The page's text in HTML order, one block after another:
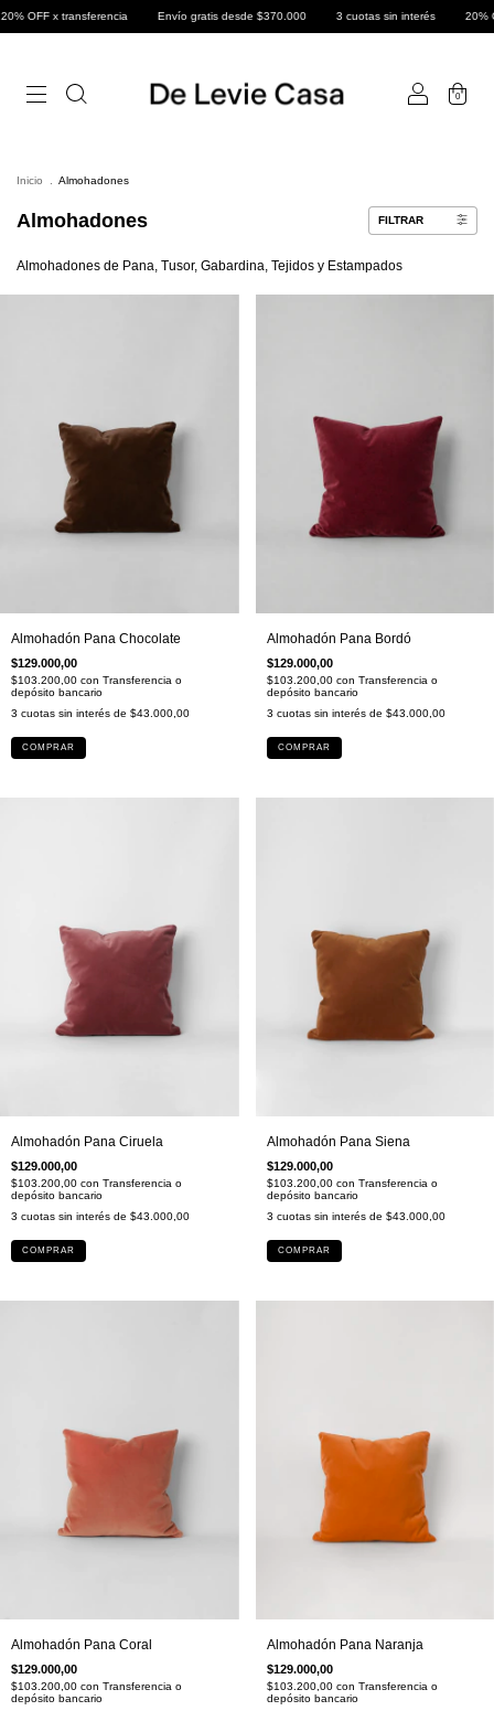
gratis desde $370.000 3 cuotas sin interés 20% OFF x transferencia Envío
0
Inicio Almohadones
Almohadones FILTRAR
Almohadones de Pana, Tusor, Gabardina, Tejidos y Estampados
Almohadón Pana Chocolate
$129.000,00
$103.200,00 con Transferencia o
depósito bancario
3 cuotas sin interés de $43.000,00
COMPRAR
Almohadón Pana Bordó
$129.000,00
$103.200,00 con Transferencia o
depósito bancario
3 cuotas sin interés de $43.000,00
COMPRAR
Almohadón Pana Ciruela
$129.000,00
$103.200,00 con Transferencia o
depósito bancario
3 cuotas sin interés de $43.000,00
COMPRAR
Almohadón Pana Siena
$129.000,00
$103.200,00 con Transferencia o
depósito bancario
3 cuotas sin interés de $43.000,00
COMPRAR
Almohadón Pana Coral
$129.000,00
$103.200,00 con Transferencia o
depósito bancario
Almohadón Pana Naranja
$129.000,00
$103.200,00 con Transferencia o
depósito bancario